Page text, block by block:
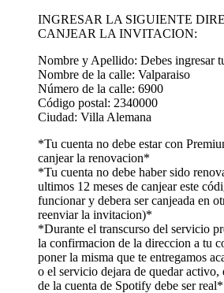
INGRESAR LA SIGUIENTE
CANJEAR LA INVITACION:
Nombre y Apellido: Debes ingresar
Nombre de la calle: Valparaiso
Número de la calle: 6900
Código postal: 2340000
Ciudad: Villa Alemana
*Tu cuenta no debe estar con
canjear la renovacion*
*Tu cuenta no debe haber sido
ultimos 12 meses de canjear este
funcionar y debera ser canjeada en
reenviar la invitacion)*
*Durante el transcurso del servicio
la confirmacion de la direccion a tu
poner la misma que te entregamos
o el servicio dejara de quedar activo,
de la cuenta de Spotify debe ser real*